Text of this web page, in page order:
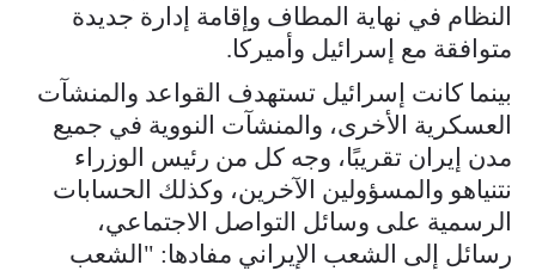
النظام في نهاية المطاف وإقامة إدارة جديدة
متوافقة مع إسرائيل وأميركا.
بينما كانت إسرائيل تستهدف القواعد والمنشآت
العسكرية الأخرى، والمنشآت النووية في جميع
مدن إيران تقريبًا، وجه كل من رئيس الوزراء
نتنياهو والمسؤولين الآخرين، وكذلك الحسابات
الرسمية على وسائل التواصل الاجتماعي،
رسائل إلى الشعب الإيراني مفادها: "الشعب